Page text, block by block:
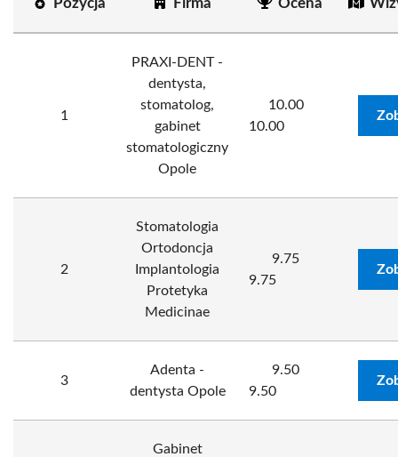
Pozycja Firma Ocena
1
PRAXI-DENT -
dentysta,
stomatolog,
gabinet
stomatologiczny
Opole
10.00
10.00
2
Stomatologia
Ortodoncja
Implantologia
Protetyka
Medicinae
9.75
9.75
3
Adenta -
dentysta Opole
9.50
9.50
Gabinet